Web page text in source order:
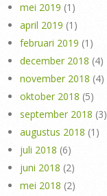
mei 2019 (1)
april 2019 (1)
februari 2019 (1)
december 2018 (4)
november 2018 (4)
oktober 2018 (5)
september 2018 (3)
augustus 2018 (1)
juli 2018 (6)
juni 2018 (2)
mei 2018 (2)